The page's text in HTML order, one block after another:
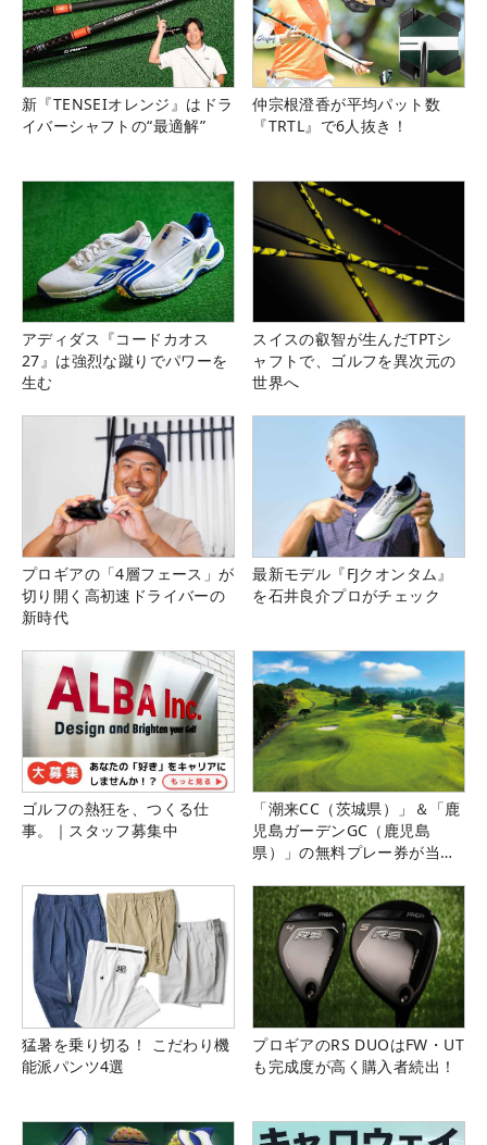
新『TENSEIオレンジ』はドラ
イバーシャフトの“最適解”
仲宗根澄香が平均パット数
『TRTL』で6人抜き！
アディダス『コードカオス
27』は強烈な蹴りでパワーを
生む
スイスの叡智が生んだTPTシ
ャフトで、ゴルフを異次元の
世界へ
プロギアの「4層フェース」が
切り開く高初速ドライバーの
新時代
最新モデル『FJクオンタム』
を石井良介プロがチェック
ゴルフの熱狂を、つくる仕
事。｜スタッフ募集中
「潮来CC（茨城県）」＆「鹿
児島ガーデンGC（鹿児島
県）」の無料プレー券が当た
猛暑を乗り切る！ こだわり機
能派パンツ4選
プロギアのRS DUOはFW・UT
も完成度が高く購入者続出！